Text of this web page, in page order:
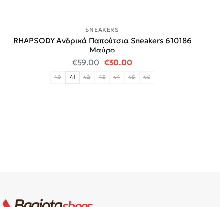
SNEAKERS
RHAPSODY Ανδρικά Παπούτσια Sneakers 610186
Mαύρο
€59.00 Original price was: €59.00.
€30.00Η τρέχουσα τιμή
40 41 42 43 44 45 46